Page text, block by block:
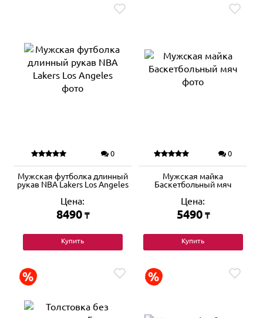
0
Мужская футболка длинный
рукав NBA Lakers Los Angeles
Цена:
8490 ₸
Купить
0
Мужская майка
Баскетбольный мяч
Цена:
5490 ₸
Купить